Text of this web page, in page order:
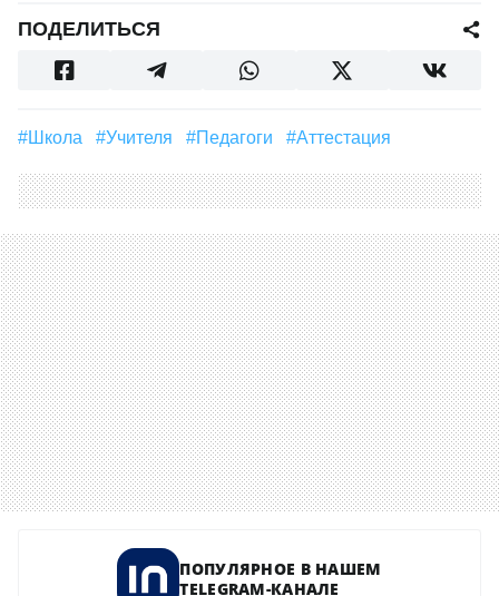
ПОДЕЛИТЬСЯ
#школа #учителя #Педагоги #Аттестация